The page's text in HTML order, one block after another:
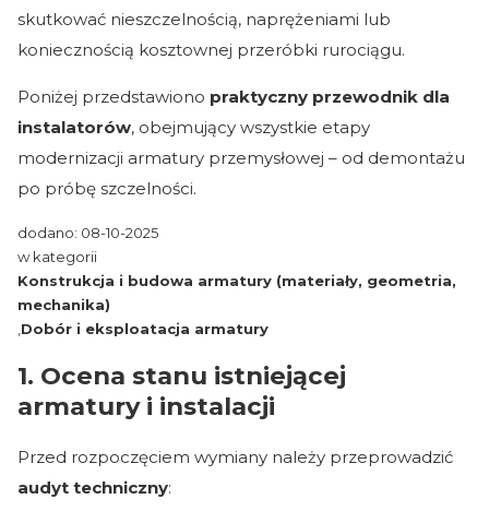
skutkować nieszczelnością, naprężeniami lub
koniecznością kosztownej przeróbki rurociągu.
Poniżej przedstawiono praktyczny przewodnik dla
instalatorów, obejmujący wszystkie etapy
modernizacji armatury przemysłowej – od demontażu
po próbę szczelności.
dodano: 08-10-2025
w kategorii
Konstrukcja i budowa armatury (materiały, geometria,
mechanika)
Dobór i eksploatacja armatury
1. Ocena stanu istniejącej
armatury i instalacji
Przed rozpoczęciem wymiany należy przeprowadzić
audyt techniczny: